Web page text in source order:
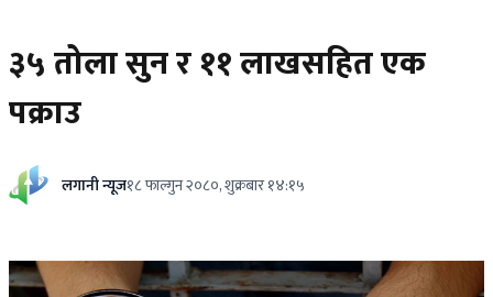
३५ तोला सुन र ११ लाखसहित एक
पक्राउ
लगानी न्यूज१८ फाल्गुन २०८०, शुक्रबार १४:१५